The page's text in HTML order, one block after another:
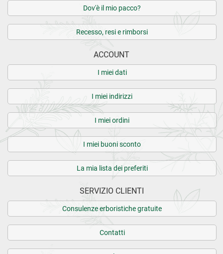
Dov'è il mio pacco?
Recesso, resi e rimborsi
ACCOUNT
I miei dati
I miei indirizzi
I miei ordini
I miei buoni sconto
La mia lista dei preferiti
SERVIZIO CLIENTI
Consulenze erboristiche gratuite
Contatti